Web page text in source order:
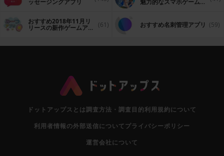
ッセージングアプリ 魅力的なスマホゲームア
おすすめ2018年11月リ
リースの新作ゲームアプ (61) おすすめ名刺管理アプリ (59)
ドットアップスとは調査方法・調査目的利用規約について
利用者情報の外部送信についてプライバシーポリシー
運営会社について